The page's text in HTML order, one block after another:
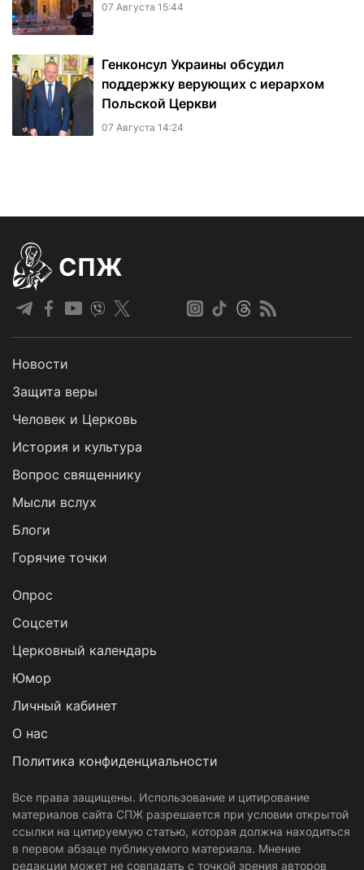
07 Августа 15:44
Генконсул Украины обсудил
поддержку верующих с иерархом
Польской Церкви
07 Августа 14:24
СПЖ
Новости
Защита веры
Человек и Церковь
История и культура
Вопрос священнику
Мысли вслух
Блоги
Горячие точки
Опрос
Cоцсети
Церковный календарь
Юмор
Личный кабинет
О нас
Политика конфиденциальности
Все права защищены. Использование и цитирование
материалов сайта СПЖ разрешается при условии открытой
ссылки на цитируемую статью, которая должна находиться
в первом абзаце публикуемого материала. Мнение
редакции может не совпадать с точкой зрения авторов